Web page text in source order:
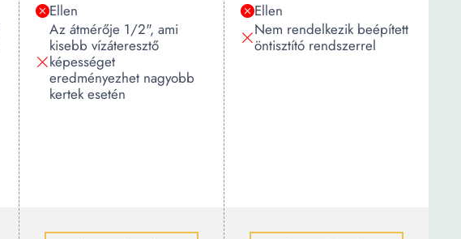
Ellen
Az átmérője 1/2", ami
kisebb vízáteresztő
képességet
eredményezhet nagyobb
kertek esetén
Ellen
Nem rendelkezik beépített
öntisztító rendszerrel